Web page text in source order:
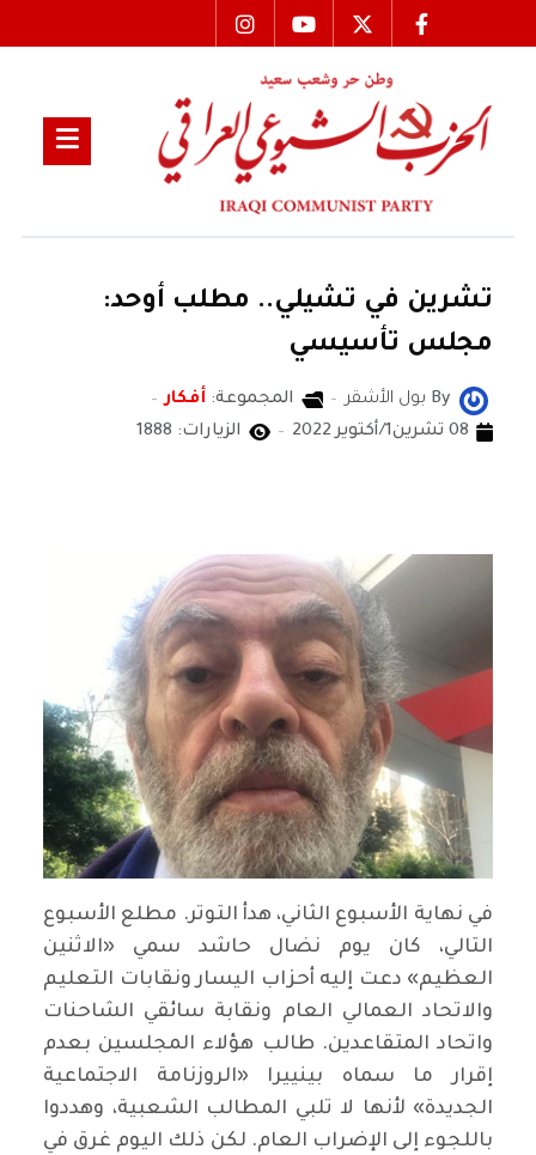
تشرين في تشيلي.. مطلب أوحد:
مجلس تأسيسي
By بول الأشقر المجموعة: أفكار
08 تشرين1/أكتوير 2022
الزيارات: 1888
في نهاية الأسبوع الثاني، هدأ التوتر. مطلع الأسبوع
التالي، كان يوم نضال حاشد سمي «الاثنين
العظيم» دعت إليه أحزاب اليسار ونقابات التعليم
والاتحاد العمالي العام ونقابة سائقي الشاحنات
واتحاد المتقاعدين. طالب هؤلاء المجلسين بعدم
إقرار ما سماه بينييرا «الروزنامة الاجتماعية
الجديدة» لأنها لا تلبي المطالب الشعبية، وهددوا
باللجوء إلى الإضراب العام. لكن ذلك اليوم غرق في